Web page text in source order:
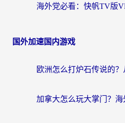
国外加速国内游戏